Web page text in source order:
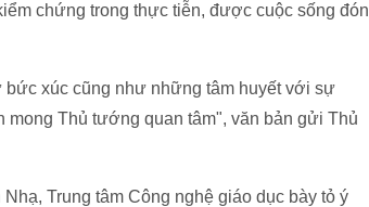
chứng trong thực tiễn, được cuộc sống đón
xúc cũng như những tâm huyết với sự
Thủ tướng quan tâm", văn bản gửi Thủ
Trung tâm Công nghệ giáo dục bày tỏ ý